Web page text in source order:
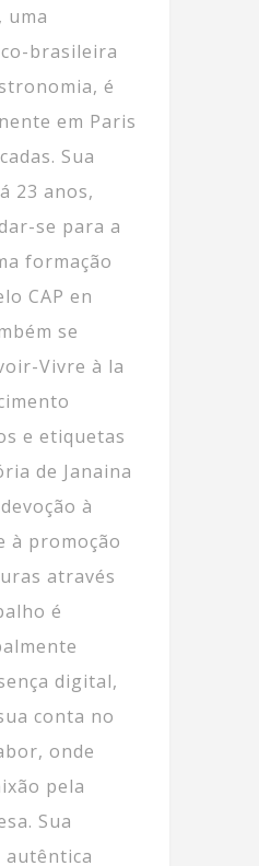
uma
brasileira
é
em Paris
Sua
23 anos,
se para a
formação
CAP en
se
Vivre à la
e etiquetas
de Janaina
à
à promoção
através
é
digital,
conta no
onde
pela
Sua
autêntica